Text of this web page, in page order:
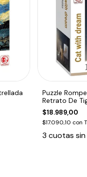
Puzzle
Retrato De
$18.989,00
$17.090,10 con
3 cuotas